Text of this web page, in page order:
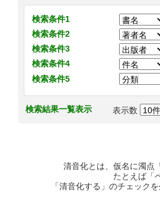
検索条件1
検索条件2
検索条件3
検索条件4
検索条件5
検索結果一覧表示 表示数
清音化とは、仮名に濁点
たとえば「
「清音化する」のチェック